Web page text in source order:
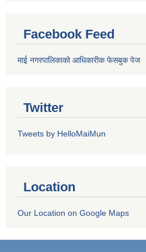
Facebook Feed
माई नगरपालिकाको आधिकारीक फेसबुक पेज
Twitter
Tweets by HelloMaiMun
Location
Our Location on Google Maps